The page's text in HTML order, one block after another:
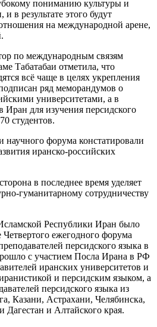
пониманию культуры и
в результате этого будут
на международной арене,
по международным связям
Табатабаи отметила, что
всё чаще в целях укрепления
ряд меморандумов о
университетами, а в
для изучения персидского
студентов.
научного форума констатировали
иранско-российских
в последнее время уделяет
гуманитарному сотрудничеству
Республики Иран было
ежегодного форума
персидского языка в
с участием Посла Ирана в РФ
иранских университетов и
и персидским языком, а
персидского языка из
Казани, Астрахани, Челябинска,
Дагестан и Алтайского края.